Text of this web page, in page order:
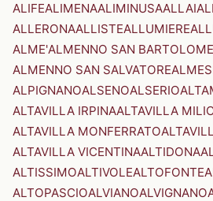
ALIFEALIMENAALIMINUSAALLAI
ALLERONAALLISTEALLUMIERE
ALME'ALMENNO SAN
ALMENNO SAN SALVATORE
ALPIGNANOALSENOALSERIO
ALTAVILLA IRPINAALTAVILLA
ALTAVILLA MONFERRATO
ALTAVILLA VICENTINAALTIDONA
ALTISSIMOALTIVOLEALTOFONTE
ALTOPASCIOALVIANOALVIGNANO